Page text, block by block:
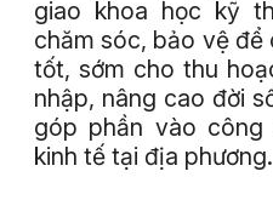
giao khoa học kỹ
chăm sóc, bảo vệ
tốt, sớm cho thu
nhập, nâng cao đời
góp phần vào
kinh tế tại địa phương.